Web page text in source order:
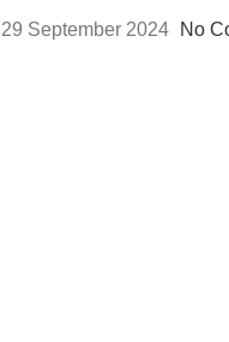
29 September 2024
No